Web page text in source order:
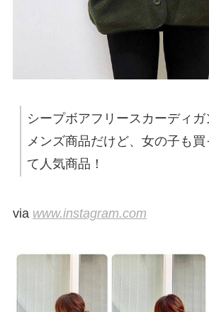
シープボアフリースカーディガ
メンズ商品だけど、女の子も買
て人気商品！
via www.instagram.com